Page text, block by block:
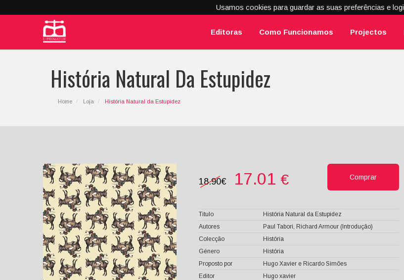
Usamos cookies para guardar as suas preferências e
Editoras Como Funcionamos Projectos
História Natural Da Estupidez
Home Loja História Natural da Estupidez
18.90€ 17.01 € Comprar
Titulo
História Natural da Estupidez
Autores
Paul Tabori, Richard Armour (Introdução)
Colecção
História
Género
História
Proposto por
Hugo Xavier e Ricardo Simões
Editor
Hugo xavier